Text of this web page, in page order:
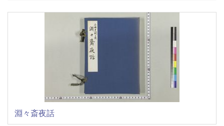
淵々斎夜話